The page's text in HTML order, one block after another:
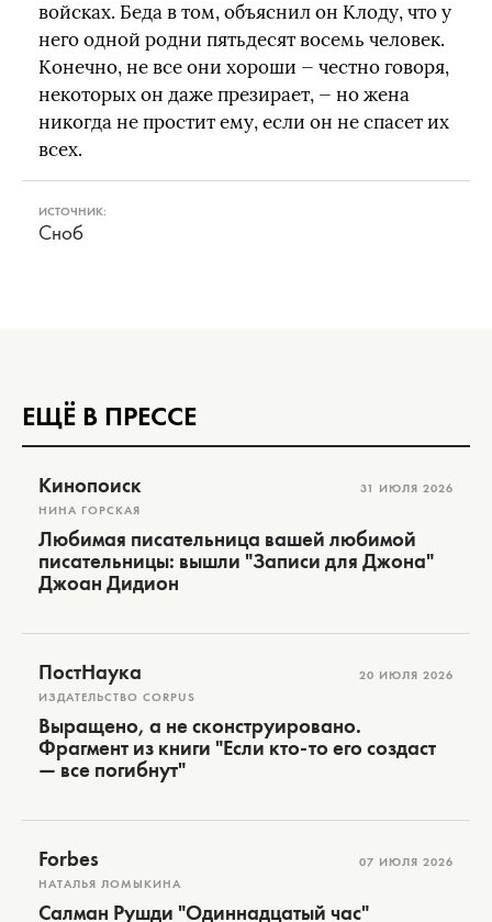
войсках. Беда в том, объяснил он Клоду, что у
него одной родни пятьдесят восемь человек.
Конечно, не все они хороши — честно говоря,
некоторых он даже презирает, — но жена
никогда не простит ему, если он не спасет их
всех.
ИСТОЧНИК:
Сноб
ЕЩЁ В ПРЕССЕ
Кинопоиск
НИНА ГОРСКАЯ
31 ИЮЛЯ 2026
Любимая писательница вашей любимой
писательницы: вышли "Записи для Джона"
Джоан Дидион
ПостНаука
ИЗДАТЕЛЬСТВО CORPUS
20 ИЮЛЯ 2026
Выращено, а не сконструировано.
Фрагмент из книги "Если кто-то его создаст
— все погибнут"
Forbes
НАТАЛЬЯ ЛОМЫКИНА
07 ИЮЛЯ 2026
Салман Рушди "Одиннадцатый час"